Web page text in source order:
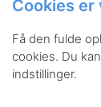
Cookies
Få den fulde
cookies. Du
indstillinger.